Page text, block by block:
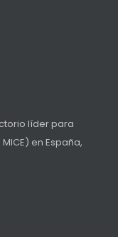
líder para
en España,